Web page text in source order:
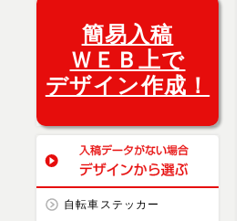
簡易入稿
ＷＥＢ上で
デザイン作成！
自転車ステッカー